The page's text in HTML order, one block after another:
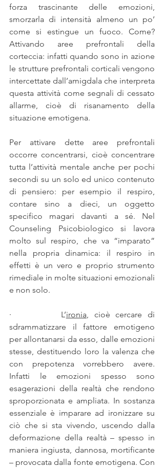
forza trascinante delle emozioni,
smorzarla di intensità almeno un po’
come si estingue un fuoco. Come?
Attivando aree prefrontali della
corteccia: infatti quando sono in azione
le strutture prefrontali corticali vengono
intercettate dall’amigdala che interpreta
questa attività come segnali di cessato
allarme, cioè di risanamento della
situazione emotigena.
Per attivare dette aree prefrontali
occorre concentrarsi, cioè concentrare
tutta l’attività mentale anche per pochi
secondi su un solo ed unico contenuto
di pensiero: per esempio il respiro,
contare sino a dieci, un oggetto
specifico magari davanti a sé. Nel
Counseling Psicobiologico si lavora
molto sul respiro, che va “imparato”
nella propria dinamica: il respiro in
effetti è un vero e proprio strumento
rimediale in molte situazioni emozionali
e non solo.
· L’ironia, cioè cercare di
sdrammatizzare il fattore emotigeno
per allontanarsi da esso, dalle emozioni
stesse, destituendo loro la valenza che
con prepotenza vorrebbero avere.
Infatti le emozioni spesso sono
esagerazioni della realtà che rendono
sproporzionata e ampliata. In sostanza
essenziale è imparare ad ironizzare su
ciò che si sta vivendo, uscendo dalla
deformazione della realtà – spesso in
maniera ingiusta, dannosa, mortificante
– provocata dalla fonte emotigena. Con